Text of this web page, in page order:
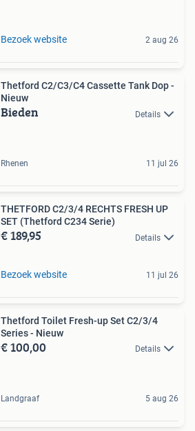
Bezoek website 2 aug 26
Thetford C2/C3/C4 Cassette Tank Dop -
Nieuw
Bieden Details
Rhenen 11 jul 26
THETFORD C2/3/4 RECHTS FRESH UP
SET (Thetford C234 Serie)
€ 189,95 Details
Bezoek website 11 jul 26
Thetford Toilet Fresh-up Set C2/3/4
Series - Nieuw
€ 100,00 Details
Landgraaf 5 aug 26